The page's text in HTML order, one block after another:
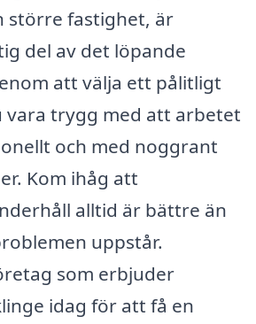
större fastighet, är
del av det löpande
att välja ett pålitligt
vara trygg med att arbetet
och med noggrant
Kom ihåg att
alltid är bättre än
uppstår.
som erbjuder
idag för att få en